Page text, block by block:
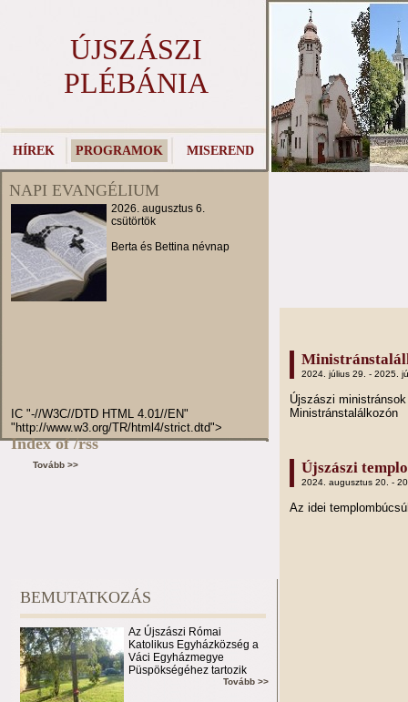
ÚJSZÁSZI
PLÉBÁNIA
HÍREK PROGRAMOK MISEREND
NAPI EVANGÉLIUM
2026. augusztus 6.
csütörtök
Berta és Bettina névnap
IC "-//W3C//DTD HTML 4.01//EN"
"http://www.w3.org/TR/html4/strict.dtd">
Index of /rss
Tovább >>
2024. július 29. - 2025.
Újszászi
Ministránstalálkozón
Újszászi
2024. augusztus 20. -
Az idei
BEMUTATKOZÁS
Az Újszászi Római
Katolikus Egyházközség a
Váci Egyházmegye
Püspökségéhez tartozik
Tovább >>